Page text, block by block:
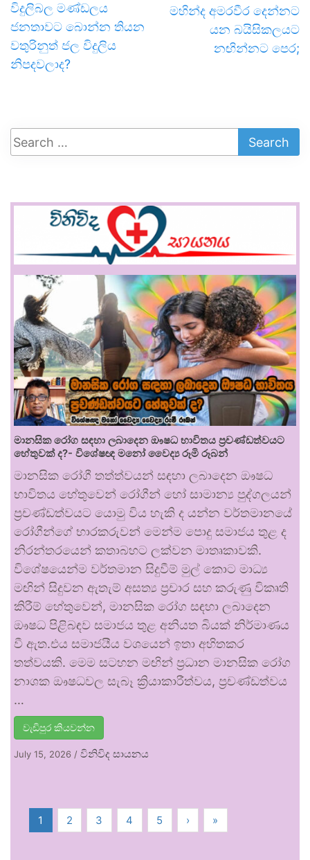
විදුලිබල මණ්ඩලය
ජනතාවට බොන්න තියන
වතුරිනුත් ජල විදුලිය
නිපදවලාද?
මහින්ද අමරවීර දෙන්නට
යන බයිසිකලයට
නඟින්නට පෙර;
මානසික රෝග සඳහා ලබාදෙන ඖෂධ භාවිතය ප්‍රචණ්ඩත්වයට
හේතුවක් ද?- විශේෂඥ මනෝ වෛද්‍ය රූමි රූබන්
මානසික රෝගී තත්ත්වයන් සඳහා ලබාදෙන ඖෂධ
භාවිතය හේතුවෙන් රෝගීන් හෝ සාමාන්‍ය පුද්ගලයන්
ප්‍රචණ්ඩත්වයට යොමු විය හැකි ද යන්න වර්තමානයේ
රෝගීන්ගේ භාරකරුවන් මෙන්ම පොදු සමාජය තුළ ද
නිරන්තරයෙන් කතාබහට ලක්වන මාතෘකාවකි.
විශේෂයෙන්ම වර්තමාන සිදුවීම් මුල් කොට මාධ්‍ය
මඟින් සිදුවන ඇතැම් අසත්‍ය ප්‍රචාර සහ කරුණු විකෘති
කිරීම් හේතුවෙන්, මානසික රෝග සඳහා ලබාදෙන
ඖෂධ පිළිබඳව සමාජය තුළ අනියත බියක් නිර්මාණය
වී ඇත.එය සමාජයීය වශයෙන් ඉතා අහිතකර
තත්වයකි. මෙම සටහන මඟින් ප්‍රධාන මානසික රෝග
නාශක ඖෂධවල සැබෑ ක්‍රියාකාරීත්වය, ප්‍රචණ්ඩත්වය
…
වැඩිපුර කියවන්න
July 15, 2026 / විනිවිද සායනය
1 2 3 4 5 › »